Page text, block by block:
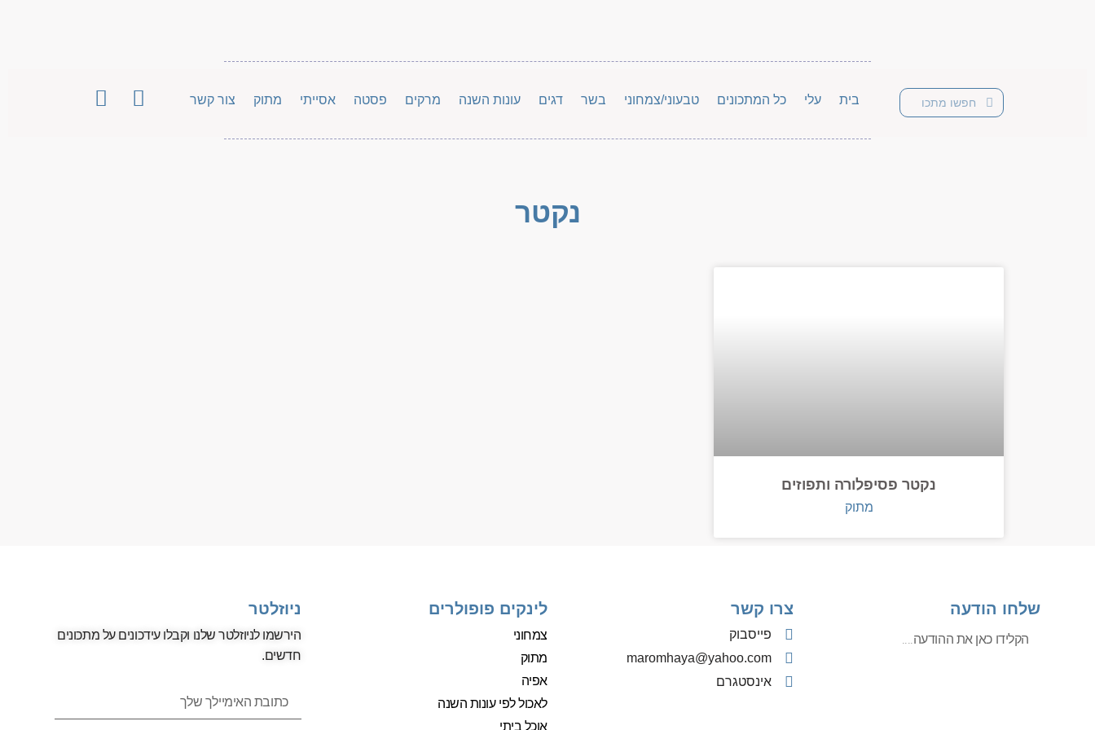
בית עלי כל המתכונים טבעוני/צמחוני בשר דגים עונות השנה מרקים פסטה אסייתי מתוק צור קשר
נקטר
נקטר פסיפלורה ותפוזים
מתוק
שלחו הודעה צרו קשר
פייסבוק
‫maromhaya@yahoo.com
אינסטגרם
לינקים פופולרים
צמחוני
מתוק
אפיה
לאכול לפי עונות השנה
אוכל ביתי
ניוזלטר
הירשמו לניוזלטר שלנו וקבלו עידכונים על מתכונים
חדשים.